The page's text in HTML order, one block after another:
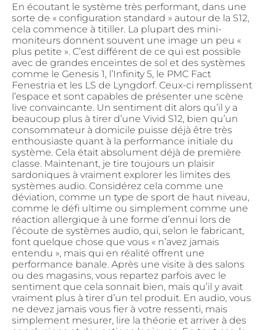
En écoutant le système très performant, dans une
sorte de « configuration standard » autour de la S12,
cela commence à titiller. La plupart des mini-
moniteurs donnent souvent une image un peu «
plus petite ». C’est différent de ce qui est possible
avec de grandes enceintes de sol et des systèmes
comme le Genesis 1, l’Infinity 5, le PMC Fact
Fenestria et les LS de Lyngdorf. Ceux-ci remplissent
l’espace et sont capables de présenter une scène
live convaincante. Un sentiment dit alors qu’il y a
beaucoup plus à tirer d’une Vivid S12, bien qu’un
consommateur à domicile puisse déjà être très
enthousiaste quant à la performance initiale du
système. Cela était absolument déjà de première
classe. Maintenant, je tire toujours un plaisir
sardoniques à vraiment explorer les limites des
systèmes audio. Considérez cela comme une
déviation, comme un type de sport de haut niveau,
comme le défi ultime ou simplement comme une
réaction allergique à une forme d’ennui lors de
l’écoute de systèmes audio, qui, selon le fabricant,
font quelque chose que vous « n’avez jamais
entendu », mais qui en réalité offrent une
performance banale. Après une visite à des salons
ou des magasins, vous repartez parfois avec le
sentiment que cela sonnait bien, mais qu’il y avait
vraiment plus à tirer d’un tel produit. En audio, vous
ne devez jamais vous fier à votre ressenti, mais
simplement mesurer, lire la théorie et arriver à des